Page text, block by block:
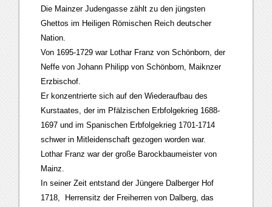
Die Mainzer Judengasse zählt zu den jüngsten
Ghettos im Heiligen Römischen Reich deutscher
Nation.
Von 1695-1729 war Lothar Franz von Schönborn, der
Neffe von Johann Philipp von Schönborn, Maiknzer
Erzbischof.
Er konzentrierte sich auf den Wiederaufbau des
Kurstaates, der im Pfälzischen Erbfolgekrieg 1688-
1697 und im Spanischen Erbfolgekrieg 1701-1714
schwer in Mitleidenschaft gezogen worden war.
Lothar Franz war der große Barockbaumeister von
Mainz.
In seiner Zeit entstand der Jüngere Dalberger Hof
1718, Herrensitz der Freiherren von Dalberg, das